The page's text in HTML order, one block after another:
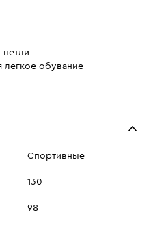
петли
легкое обувание
Спортивные
130
98